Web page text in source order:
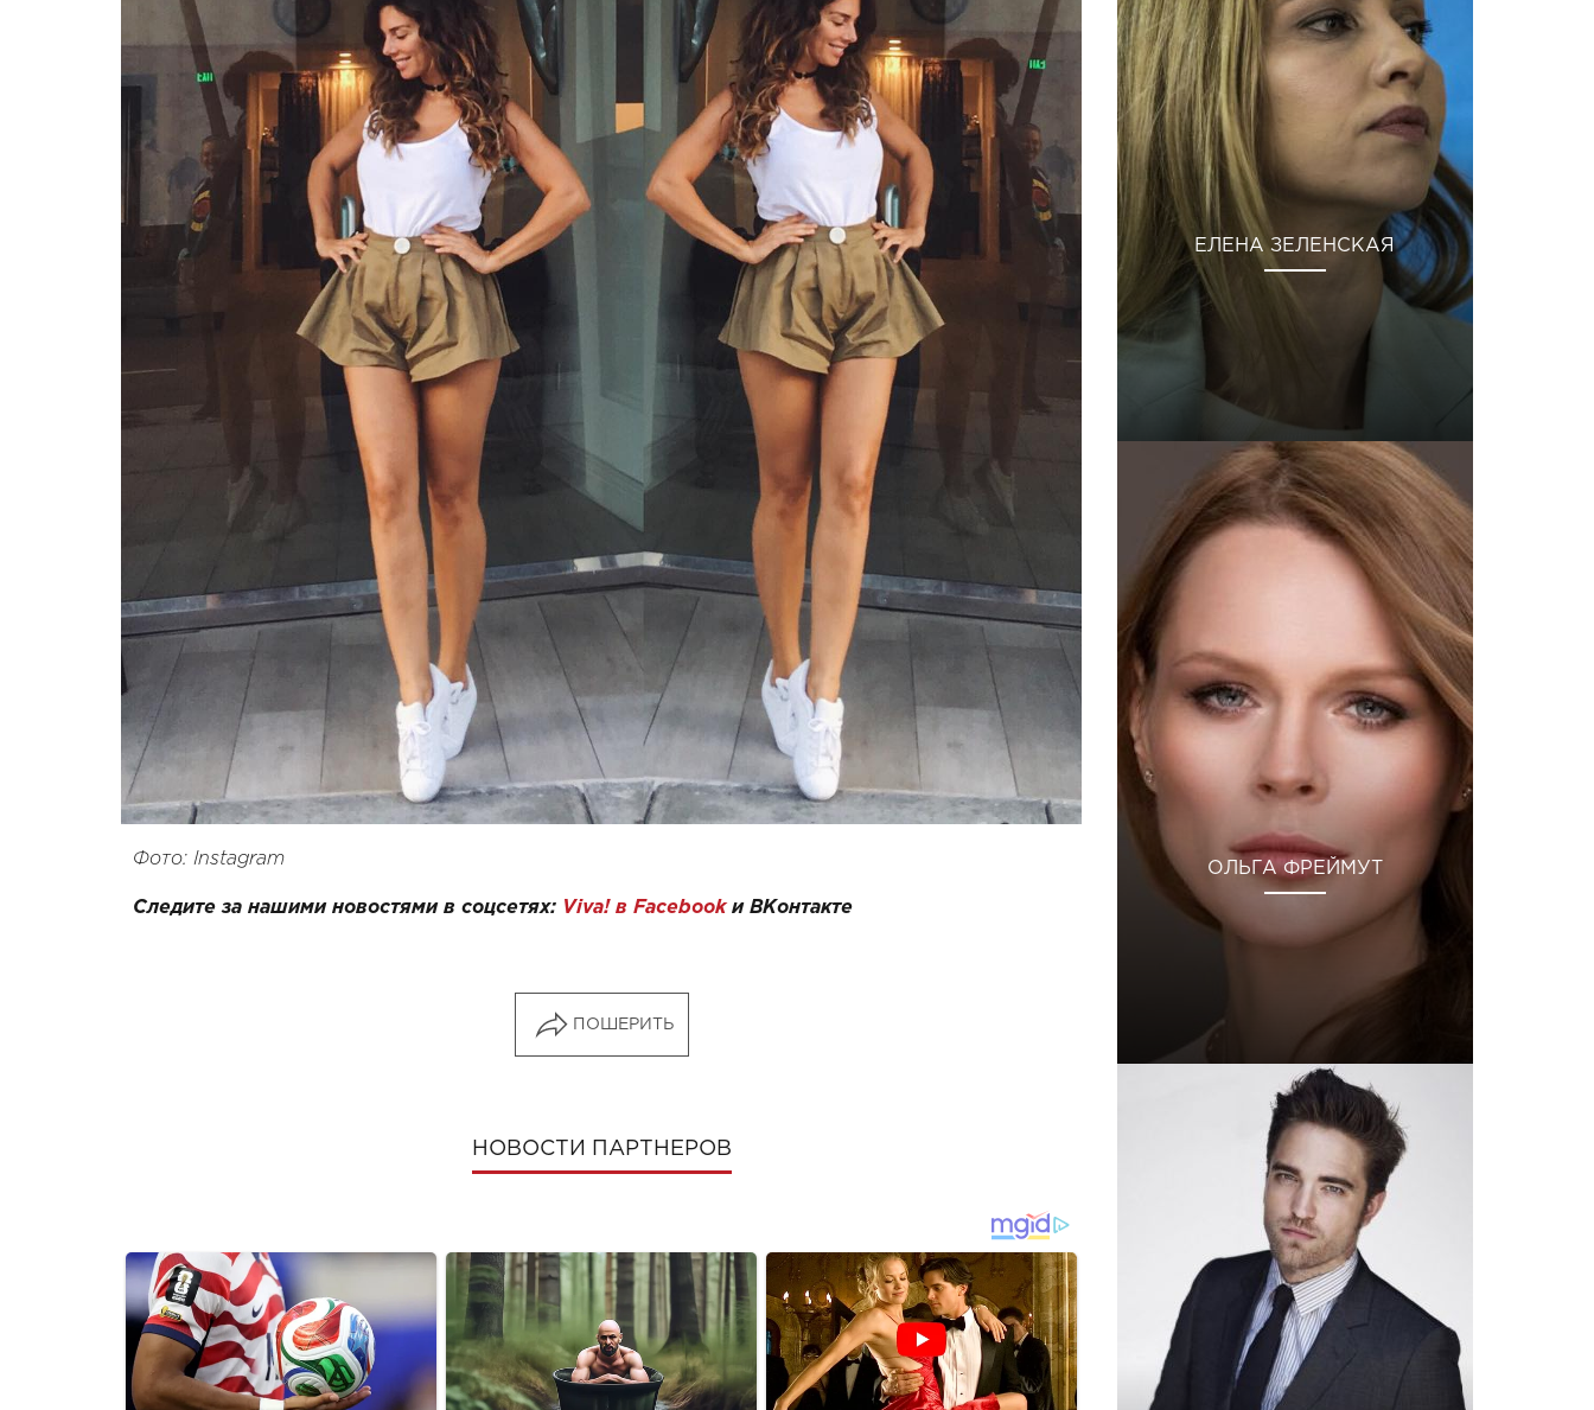
Фото: Instagram
Следите за нашими новостями в соцсетях: Viva! в Facebookи ВКонтакте
ПОШЕРИТЬ
НОВОСТИ ПАРТНЕРОВ
ЕЛЕНА ЗЕЛЕНСКАЯ
ОЛЬГА ФРЕЙМУТ